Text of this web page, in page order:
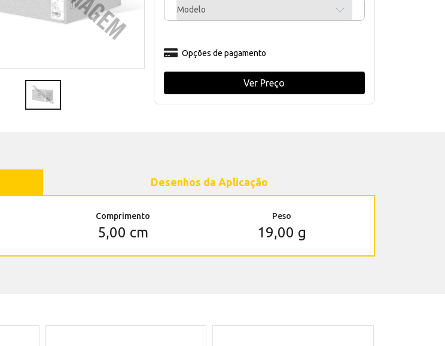
Modelo
Opções de pagamento
Ver Preço
Desenhos da Aplicação
Comprimento
5,00 cm
Peso
19,00 g